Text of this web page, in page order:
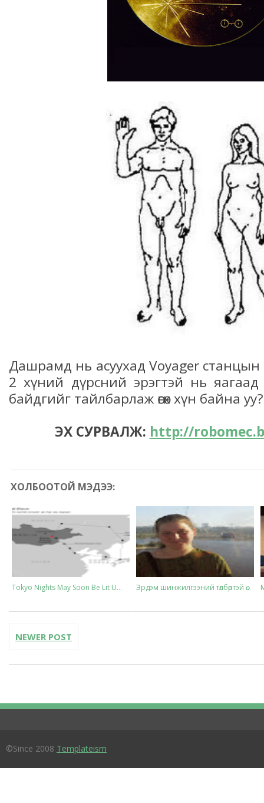
Дашрамд нь асуухад Voyager станцын
2 хүний дүрсний эрэгтэй нь яагаад
байдгийг тайлбарлаж өгөх хүн байна уу?
ЭХ СУРВАЛЖ: http://
ХОЛБООТОЙ МЭДЭЭ:
Tokyo Nights May Soon Be Lit U... Эрдэм шинжилгээний төлбөртэй ө...
NEWER POST
©Since 2008 Templateism